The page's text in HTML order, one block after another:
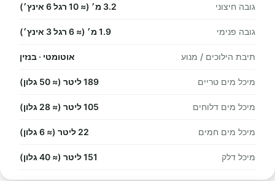
גובה חיצוני 3.2 מ׳ (≈ 10 רגל 6 אינץ׳)
גובה פנימי 1.9 מ׳ (≈ 6 רגל 3 אינץ׳)
תיבת הילוכים / מנוע אוטומטי · בנזין
מיכל מים טריים 189 ליטר (≈ 50 גלון)
מיכל מים דלוחים 105 ליטר (≈ 28 גלון)
מיכל מים חמים 22 ליטר (≈ 6 גלון)
מיכל דלק 151 ליטר (≈ 40 גלון)